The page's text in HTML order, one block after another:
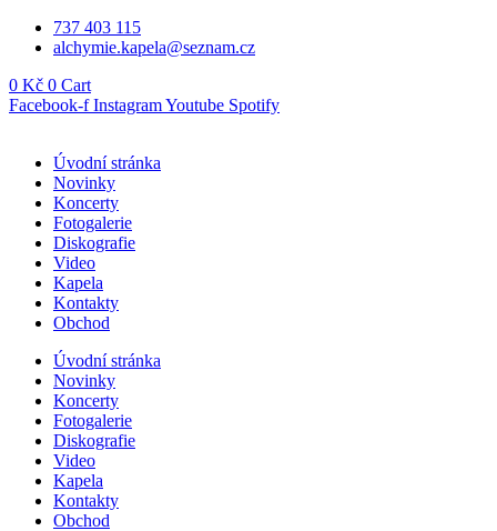
Přejít
737 403 115
alchymie.kapela@seznam.cz
0 Kč 0 Cart
Facebook-f InstagramYoutube Spotify
Úvodní stránka
Novinky
Koncerty
Fotogalerie
Diskografie
Video
Kapela
Kontakty
Obchod
Úvodní stránka
Novinky
Koncerty
Fotogalerie
Diskografie
Video
Kapela
Kontakty
Obchod